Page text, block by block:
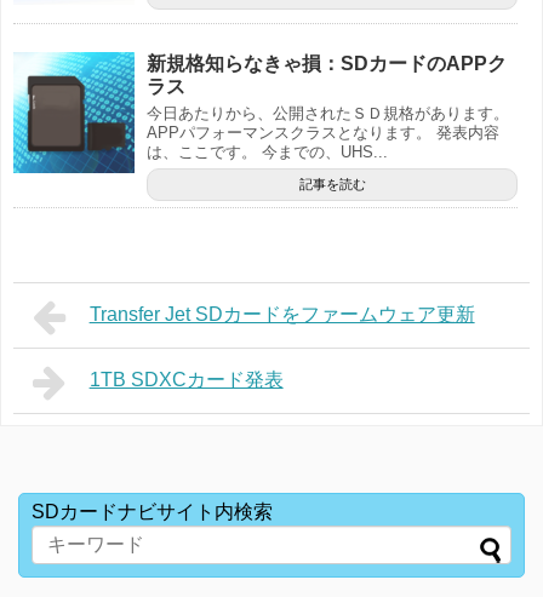
新規格知らなきゃ損：SDカードのAPPク
ラス
今日あたりから、公開されたＳＤ規格があります。
APPパフォーマンスクラスとなります。 発表内容
は、ここです。 今までの、UHS...
記事を読む
Transfer Jet SDカードをファームウェア更新
1TB SDXCカード発表
SDカードナビサイト内検索